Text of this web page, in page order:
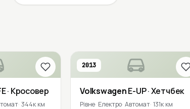
· Кросовер
344к км
2013
VolkswagenE-UP· Хетчбек
Рівне Електро Автомат 131к км